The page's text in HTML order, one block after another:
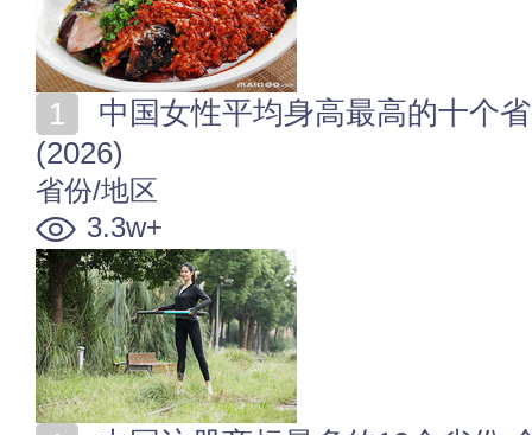
(2026)
省份/地区
3.3w+